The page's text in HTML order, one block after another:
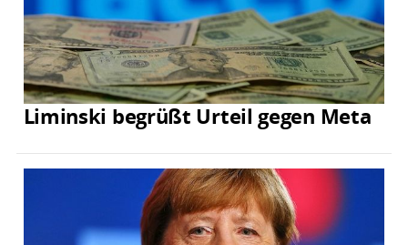
Liminski begrüßt Urteil gegen Meta